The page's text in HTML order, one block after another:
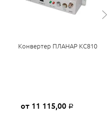
Конвертер ПЛАНАР КС810
от 11 115,00 Р